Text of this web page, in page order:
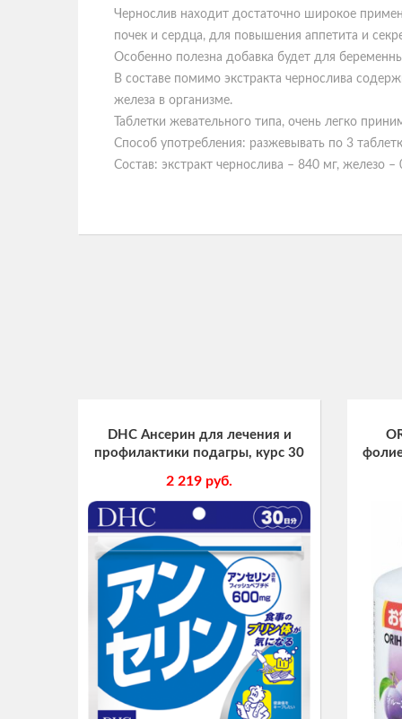
Чернослив находит достаточно широкое
почек и сердца, для повышения аппетита и
Особенно полезна добавка будет для
В составе помимо экстракта чернослива
железа в организме.
Таблетки жевательного типа, очень легко
Способ употребления: разжевывать по 3
Состав: экстракт чернослива – 840 мг, железо
DHC Ансерин для лечения и
профилактики подагры, курс 30
2 219 руб.